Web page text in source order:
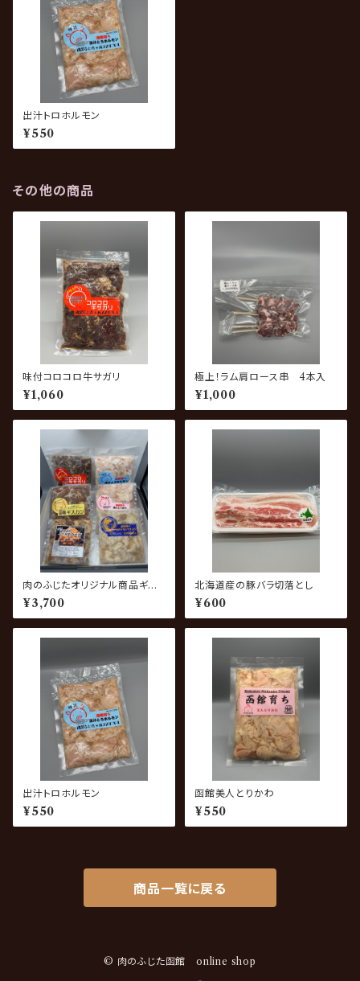
出汁トロホルモン
¥550
その他の商品
味付コロコロ牛サガリ
¥1,060
極上！ラム肩ロース串 4本入
¥1,000
肉のふじたオリジナル商品ギフト
セット
¥3,700
北海道産の豚バラ切落とし
¥600
出汁トロホルモン
¥550
函館美人とりかわ
¥550
商品一覧に戻る
© 肉のふじた函館 online shop